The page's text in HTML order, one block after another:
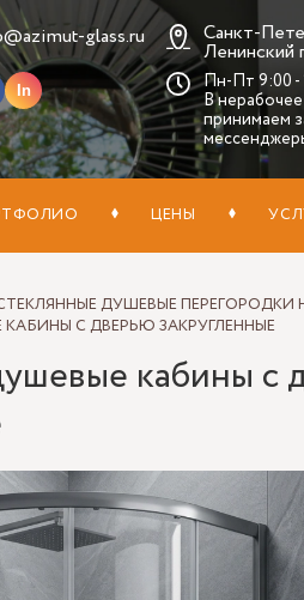
glass.ru
In
Санкт-
Ленинский
Пн-Пт 9:00 -
В
принимаем
ЦЕНЫ
ДУШЕВЫЕ ПЕРЕГОРОДКИ
С ДВЕРЬЮ ЗАКРУГЛЕННЫЕ
кабины с